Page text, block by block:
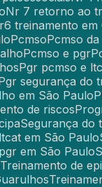
Nr 7 retorno ao
Nr6 treinamento
Pcmso Pcmso
Pcmso e pgr
Pgr pcmso e
Pgr segurança do
em São Paulo
de riscos
Segurança
em São Paulo
em São Paulo
Treinamento de